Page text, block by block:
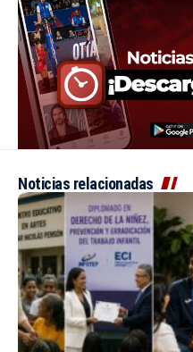
Noticias relacionadas